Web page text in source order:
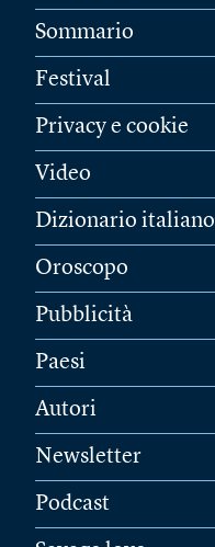
Sommario
Festival
Privacy e cookie
Video
Dizionario italiano
Oroscopo
Pubblicità
Paesi
Autori
Newsletter
Podcast